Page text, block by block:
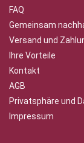
FAQ
Gemeinsam
Versand und
Ihre Vorteile
Kontakt
AGB
Privatsphäre und
Impressum